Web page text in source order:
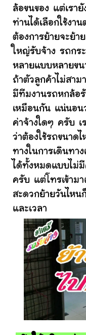
ล้อขนของ แต่เรา
ท่านได้เลือกใช้งา
ต้องการย้ายจะย้า
ใหญ่รับจ้าง รถกร
หลายแบบหลายข
ถ้าตัวลูกค้าไม่สาม
มีทีมงานรถหกล้อรั
เหมือนกัน แน่นอน
ค่าจ้างใดๆ ครับ เ
ว่าต้องใช้รถขนาด
ทางในการเดินทา
ได้ทั้งหมดแบบไม่มี
ครับ แต่โทรเข้าม
สะดวกย้ายวันไห
และเวลา